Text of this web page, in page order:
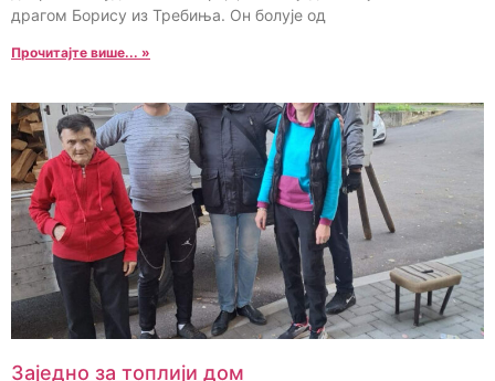
драгом Борису из Требиња. Он болује од
Прочитајте више... »
Заједно за топлији дом